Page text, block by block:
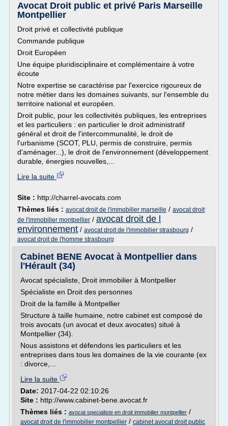
Avocat Droit public et privé Paris Marseille
Montpellier
Droit privé et collectivité publique
Commande publique
Droit Européen
Une équipe pluridisciplinaire et complémentaire à votre
écoute
Notre expertise se caractérise par l'exercice rigoureux de
notre métier dans les domaines suivants, sur l'ensemble du
territoire national et européen.
Droit public, pour les collectivités publiques, les entreprises
et les particuliers : en particulier le droit administratif
général et droit de l'intercommunalité, le droit de
l'urbanisme (SCOT, PLU, permis de construire, permis
d'aménager...), le droit de l'environnement (développement
durable, énergies nouvelles,...
Lire la suite
Site : http://charrel-avocats.com
Thèmes liés : avocat droit de l'immobilier marseille / avocat droit
de l'immobilier montpellier / avocat droit de l
environnement / avocat droit de l'immobilier strasbourg /
avocat droit de l'homme strasbourg
Cabinet BENE Avocat à Montpellier dans
l'Hérault (34)
Avocat spécialiste, Droit immobilier à Montpellier
Spécialiste en Droit des personnes
Droit de la famille à Montpellier
Structure à taille humaine, notre cabinet est composé de
trois avocats (un avocat et deux avocates) situé à
Montpellier (34).
Nous assistons et défendons les particuliers et les
entreprises dans tous les domaines de la vie courante (ex
: divorce,...
Lire la suite
Date: 2017-04-22 02:10:26
Site : http://www.cabinet-bene.avocat.fr
Thèmes liés : avocat specialiste en droit immobilier montpellier /
avocat droit de l'immobilier montpellier / cabinet avocat droit public